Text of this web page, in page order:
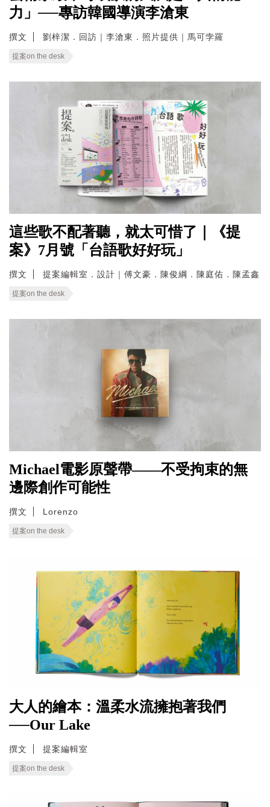
力」──專訪韓國導演李滄東
撰文 劉梓潔．回訪｜李滄東．照片提供｜馬可孛羅
提案on the desk
這些歌不配著聽，就太可惜了｜《提
案》7月號「台語歌好好玩」
撰文 提案編輯室．設計｜傅文豪．陳俊綱．陳庭佑．陳孟鑫
提案on the desk
Michael電影原聲帶——不受拘束的無
邊際創作可能性
撰文 Lorenzo
提案on the desk
大人的繪本：溫柔水流擁抱著我們
──Our Lake
撰文 提案編輯室
提案on the desk